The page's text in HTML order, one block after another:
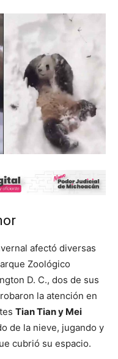
afectó diversas
Zoológico
D. C., dos de sus
la atención en
Tian Tian y Mei
de la nieve, jugando y
cubrió su espacio.